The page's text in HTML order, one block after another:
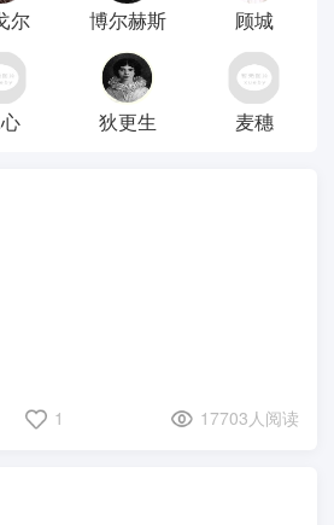
尔 博尔赫斯 顾城
狄更生 麦穗
1 17703人阅读